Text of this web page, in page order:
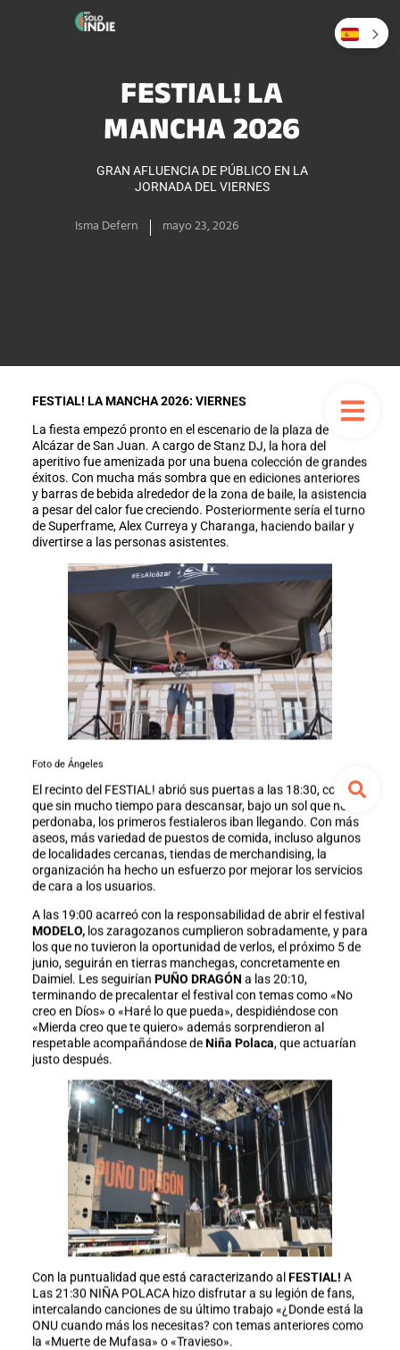
FESTIAL! LA
MANCHA 2026
GRAN AFLUENCIA DE PÚBLICO EN LA
JORNADA DEL VIERNES
Isma Defern mayo 23, 2026
FESTIAL! LA MANCHA 2026: VIERNES
La fiesta empezó pronto en el escenario de la plaza de
Alcázar de San Juan. A cargo de Stanz DJ, la hora del
aperitivo fue amenizada por una buena colección de grandes
éxitos. Con mucha más sombra que en ediciones anteriores
y barras de bebida alrededor de la zona de baile, la asistencia
a pesar del calor fue creciendo. Posteriormente sería el turno
de Superframe, Alex Curreya y Charanga, haciendo bailar y
divertirse a las personas asistentes.
Foto de Ángeles
El recinto del FESTIAL! abrió sus puertas a las 18:30, con lo
que sin mucho tiempo para descansar, bajo un sol que no
perdonaba, los primeros festialeros iban llegando. Con más
aseos, más variedad de puestos de comida, incluso algunos
de localidades cercanas, tiendas de merchandising, la
organización ha hecho un esfuerzo por mejorar los servicios
de cara a los usuarios.
A las 19:00 acarreó con la responsabilidad de abrir el festival
MODELO,los zaragozanos cumplieron sobradamente, y para
los que no tuvieron la oportunidad de verlos, el próximo 5 de
junio, seguirán en tierras manchegas, concretamente en
Daimiel. Les seguirían PUÑO DRAGÓN a las 20:10,
terminando de precalentar el festival con temas como «No
creo en Díos» o «Haré lo que pueda», despidiéndose con
«Mierda creo que te quiero» además sorprendieron al
respetable acompañándose deNiña Polaca, que actuarían
justo después.
Con la puntualidad que está caracterizando alFESTIAL! A
Las 21:30 NIÑA POLACA hizo disfrutar a su legión de fans,
intercalando canciones de su último trabajo «¿Donde está la
ONU cuando más los necesitas? con temas anteriores como
la «Muerte de Mufasa» o «Travieso».